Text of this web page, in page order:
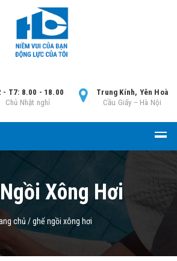
Trung Kính, Yên Hoà
Cầu Giấy – Hà Nội
- T7: 8.00 - 18.00
Chủ Nhật nghỉ
Xông Hơi
chủ /ghế ngồi xông hơi